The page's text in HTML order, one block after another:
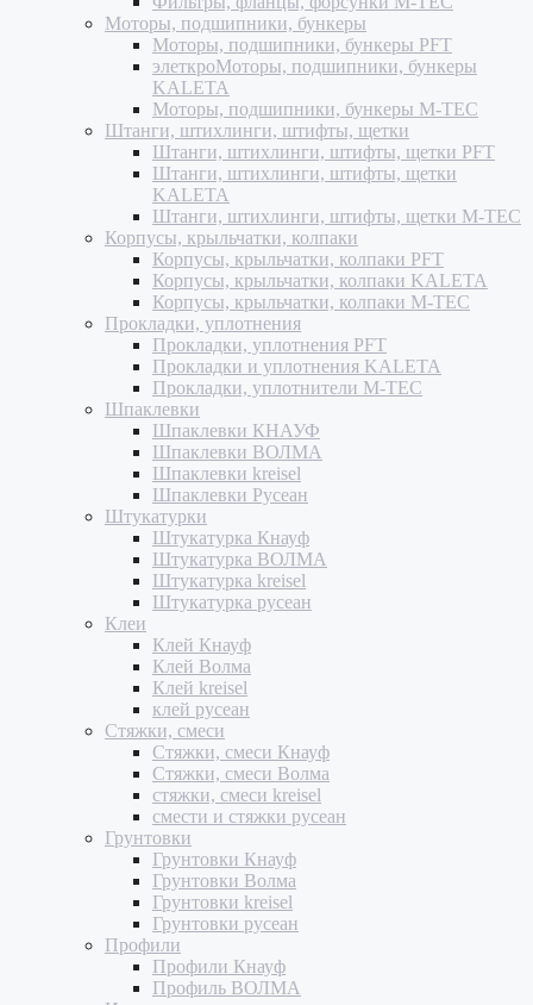
Моторы, подшипники, бункеры
Моторы, подшипники, бункеры PFT
элеткроМоторы, подшипники, бункеры
KALETA
Моторы, подшипники, бункеры M-TEC
Штанги, штихлинги, штифты, щетки
Штанги, штихлинги, штифты, щетки PFT
Штанги, штихлинги, штифты, щетки
KALETA
Штанги, штихлинги, штифты, щетки M-TEC
Корпусы, крыльчатки, колпаки
Корпусы, крыльчатки, колпаки PFT
Корпусы, крыльчатки, колпаки KALETA
Корпусы, крыльчатки, колпаки M-TEC
Прокладки, уплотнения
Прокладки, уплотнения PFT
Прокладки и уплотнения KALETA
Прокладки, уплотнители M-TEC
Шпаклевки
Шпаклевки КНАУФ
Шпаклевки ВОЛМА
Шпаклевки kreisel
Шпаклевки Русеан
Штукатурки
Штукатурка Кнауф
Штукатурка ВОЛМА
Штукатурка kreisel
Штукатурка русеан
Клеи
Клей Кнауф
Клей Волма
Клей kreisel
клей русеан
Стяжки, смеси
Стяжки, смеси Кнауф
Стяжки, смеси Волма
стяжки, смеси kreisel
смести и стяжки русеан
Грунтовки
Грунтовки Кнауф
Грунтовки Волма
Грунтовки kreisel
Грунтовки русеан
Профили
Профили Кнауф
Профиль ВОЛМА